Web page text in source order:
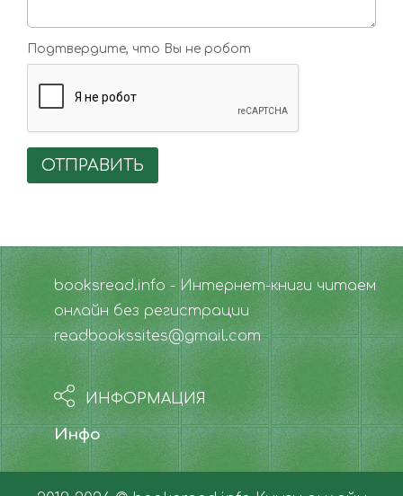
Подтвердите, что Вы не робот
ОТПРАВИТЬ
booksread.info - Интернет-книги читаем
онлайн без регистрации
readbookssites@gmail.com
ИНФОРМАЦИЯ
Инфо